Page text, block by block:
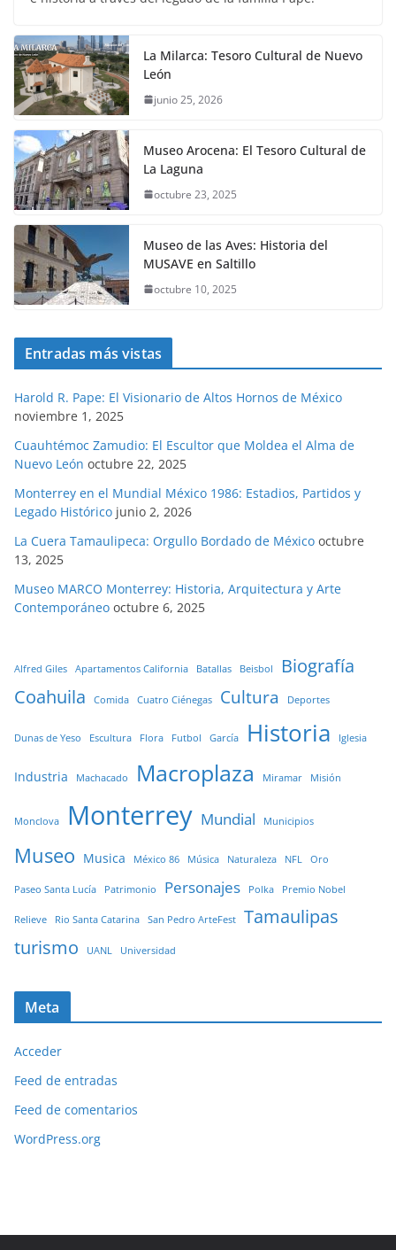
La Milarca: Tesoro Cultural de Nuevo
León
junio 25, 2026
Museo Arocena: El Tesoro Cultural de
La Laguna
octubre 23, 2025
Museo de las Aves: Historia del
MUSAVE en Saltillo
octubre 10, 2025
Entradas más vistas
Harold R. Pape: El Visionario de Altos Hornos de México
noviembre 1, 2025
Cuauhtémoc Zamudio: El Escultor que Moldea el Alma de
Nuevo León octubre 22, 2025
Monterrey en el Mundial México 1986: Estadios, Partidos y
Legado Histórico junio 2, 2026
La Cuera Tamaulipeca: Orgullo Bordado de México octubre
13, 2025
Museo MARCO Monterrey: Historia, Arquitectura y Arte
Contemporáneo octubre 6, 2025
Alfred Giles Apartamentos California Batallas Beisbol
Biografía
Coahuila
Comida Cuatro Ciénegas Cultura Deportes
Dunas de Yeso Escultura Flora Futbol García Historia Iglesia
Industria Machacado Macroplaza Miramar Misión
Monclova Monterrey Mundial Municipios
Museo Musica México 86 Música Naturaleza NFL Oro
Paseo Santa Lucía Patrimonio Personajes Polka Premio Nobel
Relieve Rio Santa Catarina San Pedro ArteFest
Tamaulipas
turismo
UANL Universidad
Meta
Acceder
Feed de entradas
Feed de comentarios
WordPress.org